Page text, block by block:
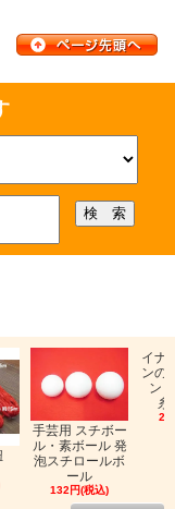
手芸用 スチボー
ル・素ボール 発
泡スチロールボ
ール
132円(税込)
イナ
ンの
ン
糸